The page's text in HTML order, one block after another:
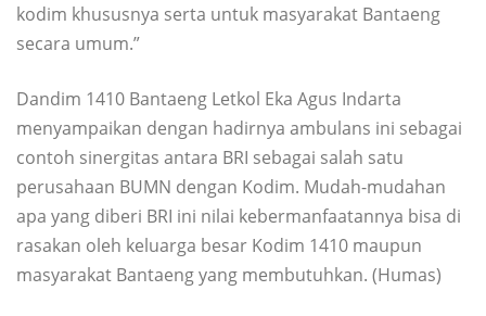
kodim khususnya serta untuk masyarakat Bantaeng
secara umum.”
Dandim 1410 Bantaeng Letkol Eka Agus Indarta
menyampaikan dengan hadirnya ambulans ini sebagai
contoh sinergitas antara BRI sebagai salah satu
perusahaan BUMN dengan Kodim. Mudah-mudahan
apa yang diberi BRI ini nilai kebermanfaatannya bisa di
rasakan oleh keluarga besar Kodim 1410 maupun
masyarakat Bantaeng yang membutuhkan. (Humas)